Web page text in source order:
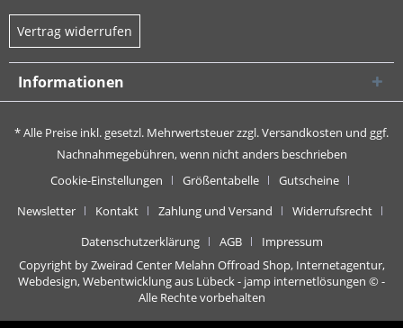
Vertrag widerrufen
Informationen
* Alle Preise inkl. gesetzl. Mehrwertsteuer zzgl.Versandkosten und ggf.
Nachnahmegebühren, wenn nicht anders beschrieben
Cookie-Einstellungen
Größentabelle
Gutscheine
Newsletter
Kontakt Zahlung und Versand
Widerrufsrecht
Datenschutzerklärung
AGB
Impressum
Copyright by Zweirad Center Melahn Offroad Shop, Internetagentur,
Webdesign, Webentwicklung aus Lübeck - jamp internetlösungen © -
Alle Rechte vorbehalten